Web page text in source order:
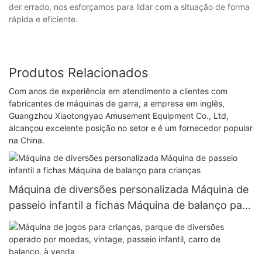
der errado, nos esforçamos para lidar com a situação de forma
rápida e eficiente.
Produtos Relacionados
Com anos de experiência em atendimento a clientes com
fabricantes de máquinas de garra, a empresa em inglês,
Guangzhou Xiaotongyao Amusement Equipment Co., Ltd,
alcançou excelente posição no setor e é um fornecedor popular
na China.
Máquina de diversões personalizada Máquina de
passeio infantil a fichas Máquina de balanço para
crianças